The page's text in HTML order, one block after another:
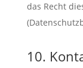
das Recht
10.